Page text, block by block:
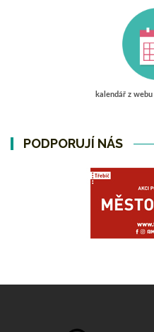
kalendář z webu
PODPORUJÍ NÁS